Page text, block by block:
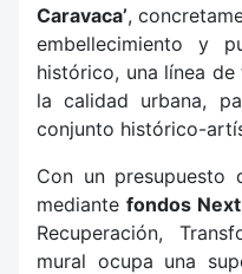
Caravaca’,
embellecimiento y
histórico, una línea
la calidad urbana,
conjunto histórico-
Con un presupuesto
mediante fondos
Recuperación,
mural ocupa una